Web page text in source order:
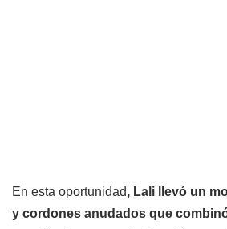
En esta oportunidad, Lali llevó un
y cordones anudados que